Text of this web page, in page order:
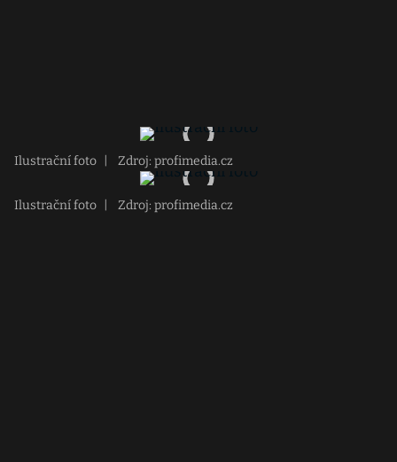
Ilustrační foto Zdroj: profimedia.cz
Ilustrační foto Zdroj: profimedia.cz